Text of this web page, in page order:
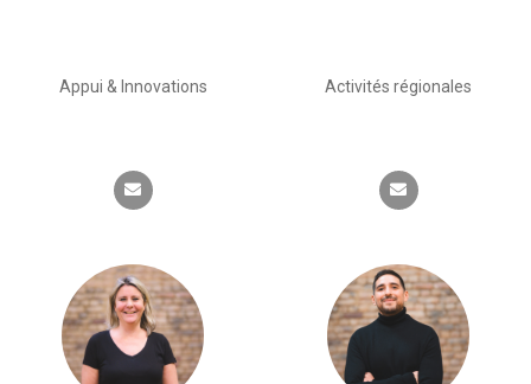
Appui & Innovations Activités régionales